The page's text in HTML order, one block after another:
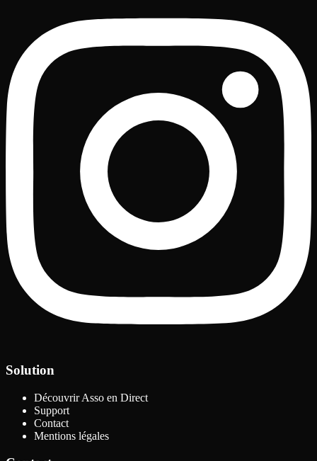
Solution
Découvrir Asso en Direct
Support
Contact
Mentions légales